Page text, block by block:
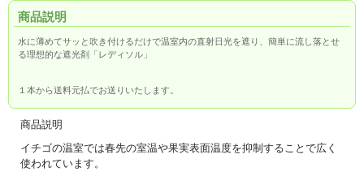
商品説明
水に薄めてサッと吹き付けるだけで温室内の直射日光を遮り、簡単に流し落とせ
る理想的な遮光剤「レディソル」
１本から送料元払でお送りいたします。
商品説明
イチゴの温室では春先の室温や果実表面温度を抑制することで広く
使われています。